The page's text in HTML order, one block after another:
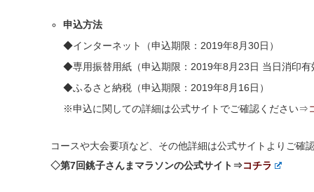
申込方法
◆インターネット（申込期限：2019年8月30日）
◆専用振替用紙（申込期限：2019年8月23日 当日消印有
◆ふるさと納税（申込期限：2019年8月16日）
※申込に関しての詳細は公式サイトでご確認ください⇒
コースや大会要項など、その他詳細は公式サイトよりご確認
◇第7回銚子さんまマラソンの公式サイト⇒コチラ